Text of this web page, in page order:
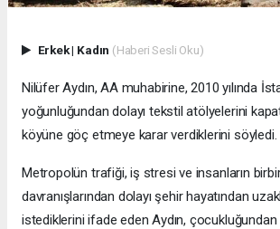
Erkek| Kadın (Haberi Sesli Oku)
Nilüfer Aydın, AA muhabirine, 2010 yılında
yoğunluğundan dolayı tekstil atölyelerini
köyüne göç etmeye karar verdiklerini söyledi.
Metropolün trafiği, iş stresi ve insanların
davranışlarından dolayı şehir hayatından
istediklerini ifade eden Aydın,